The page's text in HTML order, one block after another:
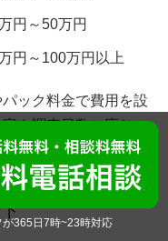
円～50万円
円～100万円以上
ック料金で費用を設
や調査日数に応じ
とが大切です。
が365日7時~23時対応